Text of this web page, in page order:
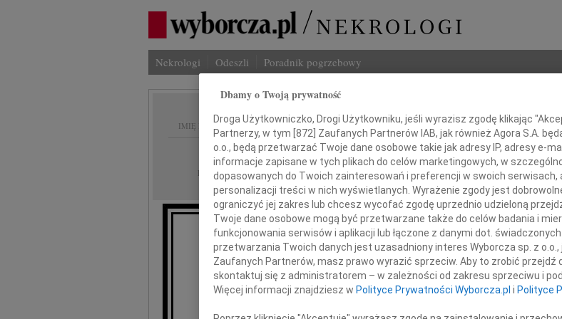
Nekrologi Odeszli Poradnik pogrzebowy
IMIĘ I NAZWISKO:
REGION: Łódź
DATA EMISJI: 18.06.2010
Panu
Zbigniewowi Owczarzowi
Dbamy o Twoją prywatność
Droga Użytkowniczko, Drogi Użytkowniku, jeśli wyrazisz zgodę klikając
Partnerzy, w tym [872] Zaufanych Partnerów IAB, jak również Agora S.A.
o.o., będą przetwarzać Twoje dane osobowe takie jak adresy IP, adresy e-
informacje zapisane w tych plikach do celów marketingowych, w
dopasowanych do Twoich zainteresowań i preferencji w swoich serwisach,
personalizacji treści w nich wyświetlanych. Wyrażenie zgody jest
ograniczyć jej zakres lub chcesz wycofać zgodę uprzednio udzieloną
Twoje dane osobowe mogą być przetwarzane także do celów badania i
funkcjonowania serwisów i aplikacji lub łączone z danymi dot.
przetwarzania Twoich danych jest uzasadniony interes Wyborcza sp. z o.o.,
Zaufanych Partnerów, masz prawo wyrazić sprzeciw. Aby to zrobić przejdź
skontaktuj się z administratorem – w zależności od zakresu sprzeciwu i
Więcej informacji znajdziesz w Polityce Prywatności Wyborcza.pl i Polityce